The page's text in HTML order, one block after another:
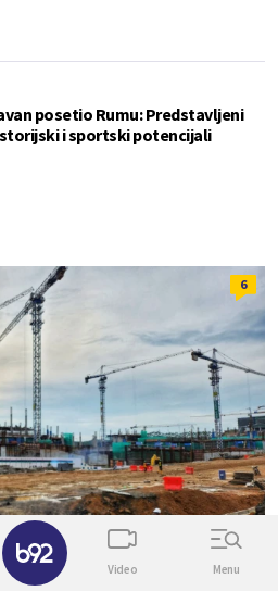
posetio Rumu: Predstavljeni
i sportski potencijali
6
Video Menu
✕